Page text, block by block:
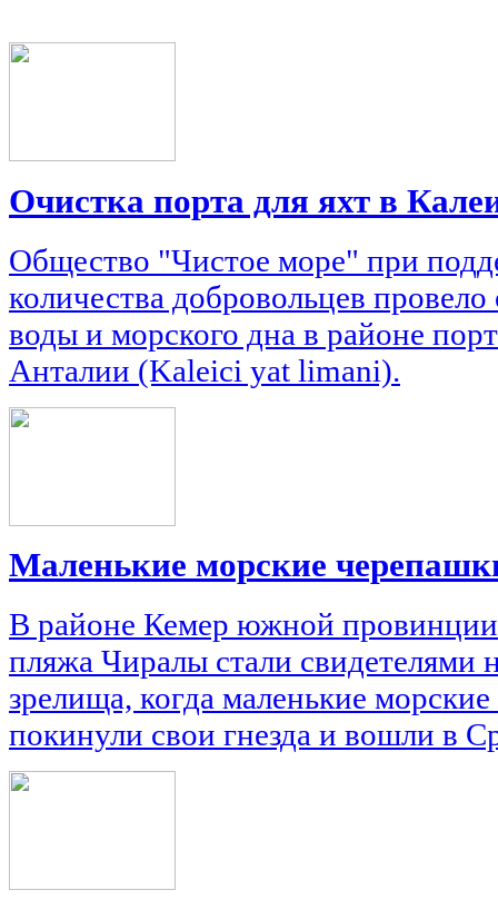
Очистка порта для яхт в
Общество "Чистое море" при
количества добровольцев
воды и морского дна в районе
Анталии (Kaleici yat limani).
Маленькие морские
В районе Кемер южной провинции
пляжа Чиралы стали свидетелями
зрелища, когда маленькие
покинули свои гнезда и вошли в